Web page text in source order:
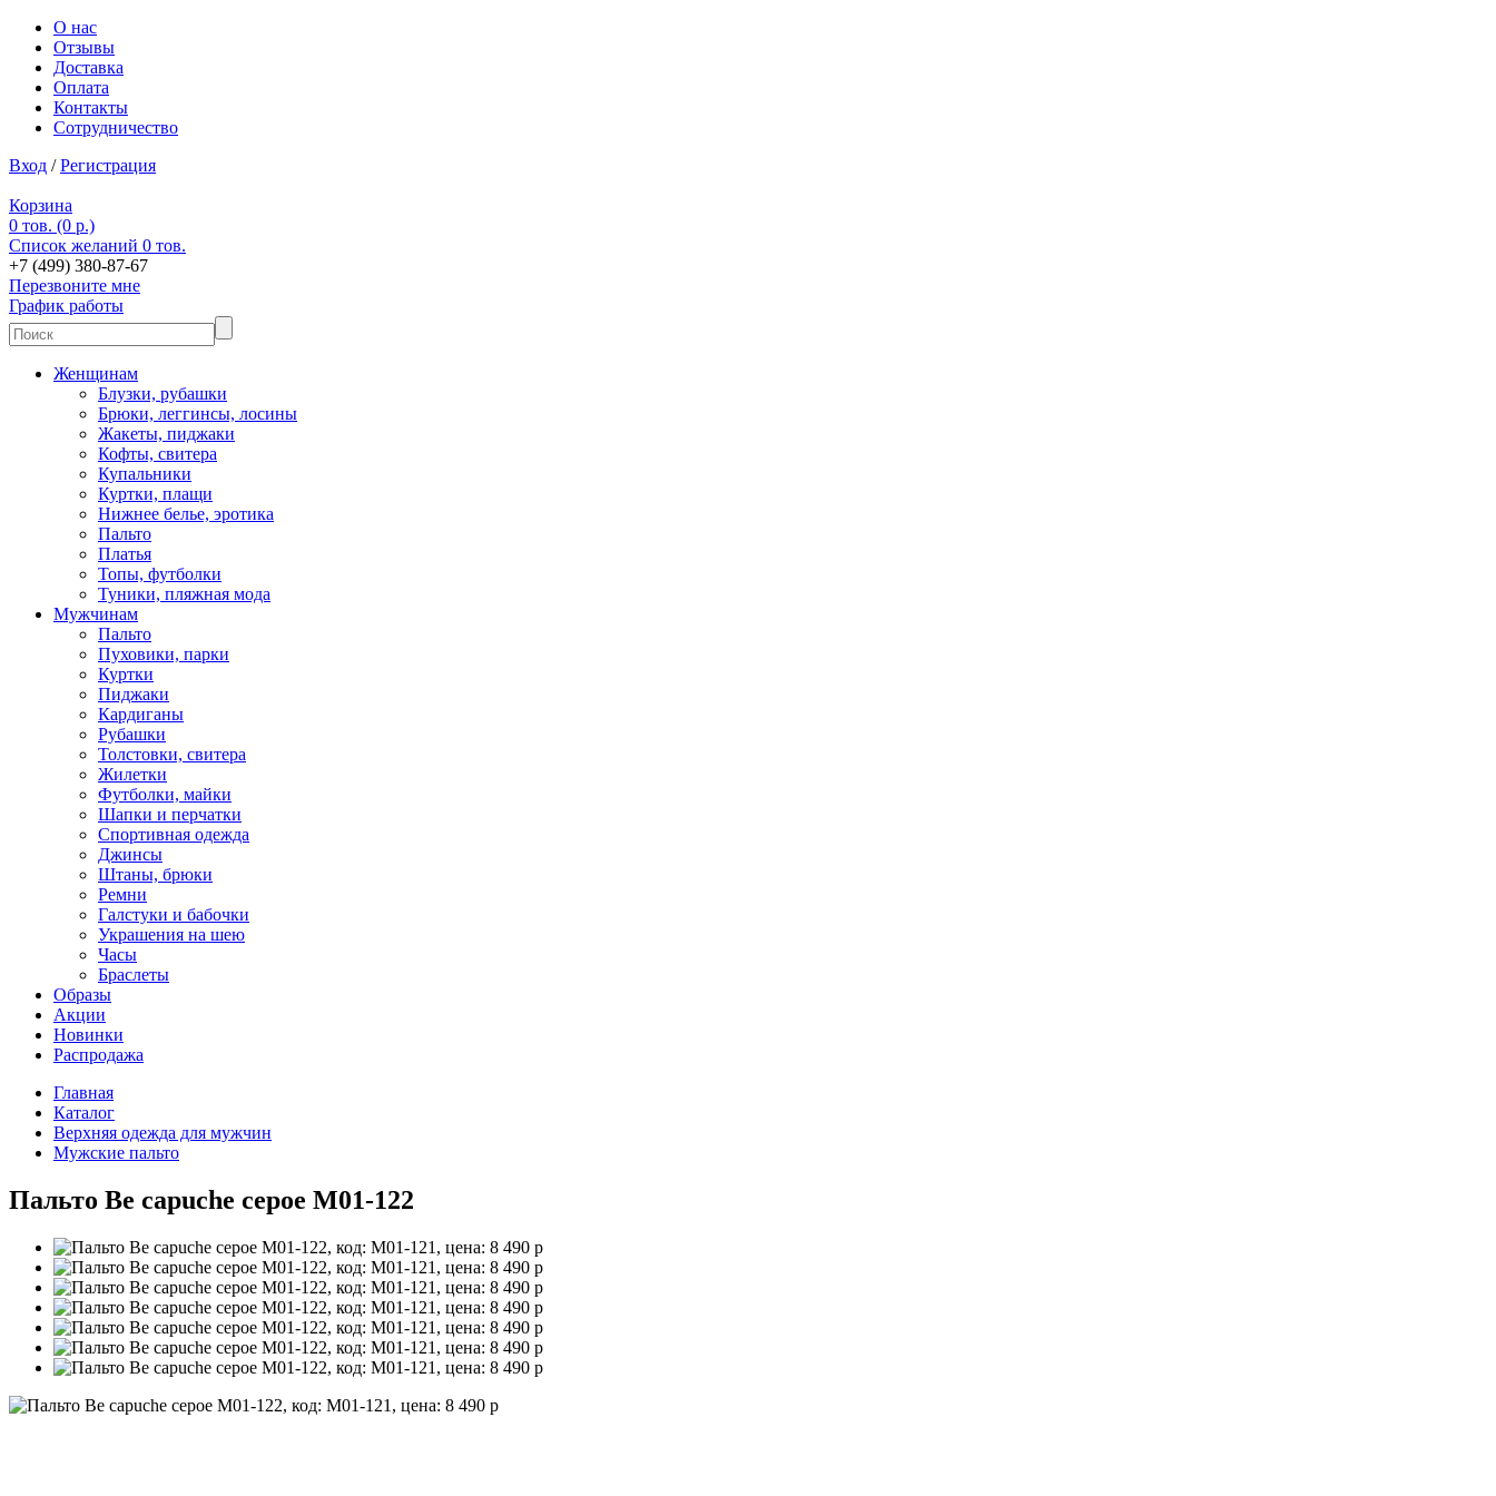
О нас
Отзывы
Доставка
Оплата
Контакты
Сотрудничество
Вход /Регистрация
Корзина
0 тов. (0 р.)
Список желаний 0 тов.
+7 (499) 380-87-67
Перезвоните мне
График работы
Женщинам
Блузки, рубашки
Брюки, леггинсы, лосины
Жакеты, пиджаки
Кофты, свитера
Купальники
Куртки, плащи
Нижнее белье, эротика
Пальто
Платья
Топы, футболки
Туники, пляжная мода
Мужчинам
Пальто
Пуховики, парки
Куртки
Пиджаки
Кардиганы
Рубашки
Толстовки, свитера
Жилетки
Футболки, майки
Шапки и перчатки
Спортивная одежда
Джинсы
Штаны, брюки
Ремни
Галстуки и бабочки
Украшения на шею
Часы
Браслеты
Образы
Акции
Новинки
Распродажа
Главная
Каталог
Верхняя одежда для мужчин
Мужские пальто
Пальто Be capuche серое M01-122